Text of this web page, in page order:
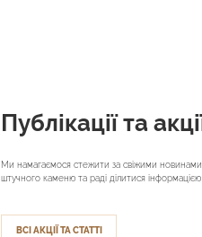
Публікації та
Ми намагаємося стежити за свіжими
штучного каменю та раді ділитися
ВСІ АКЦІЇ ТА СТАТТІ